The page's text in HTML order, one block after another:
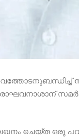
ചെയ്ത ഒരു